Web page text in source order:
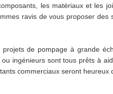
les matériaux et les
ravis de vous proposer
projets de pompage à grande
ou ingénieurs sont tous prêts à
commerciaux seront